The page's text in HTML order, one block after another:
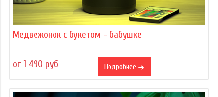
Медвежонок с букетом - бабушке
от 1 490 руб Подробнее